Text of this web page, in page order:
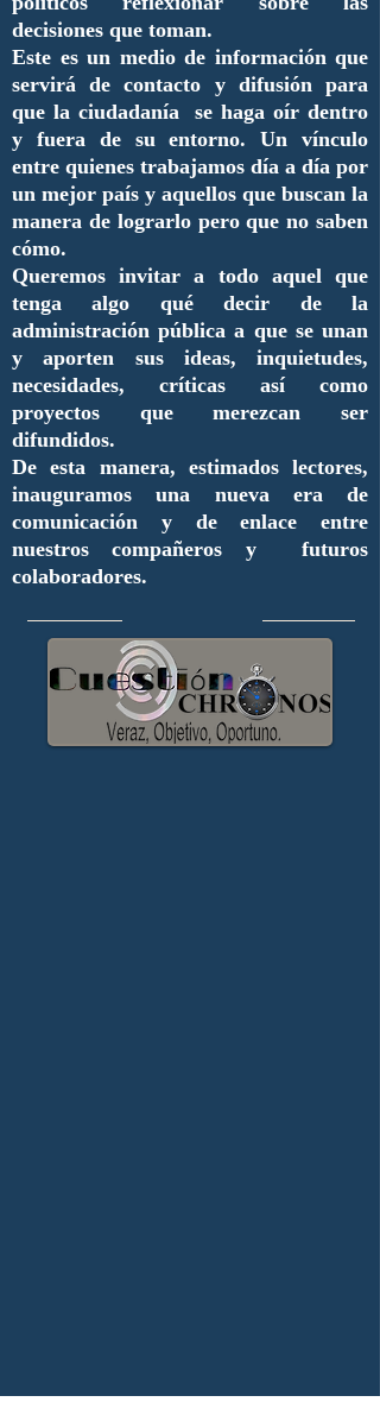
decisiones que toman.
Este es un medio de información que
servirá de contacto y difusión para
que la ciudadanía se haga oír dentro
y fuera de su entorno. Un vínculo
entre quienes trabajamos día a día por
un mejor país y aquellos que buscan la
manera de lograrlo pero que no saben
cómo.
Queremos invitar a todo aquel que
tenga algo qué decir de la
administración pública a que se unan
y aporten sus ideas, inquietudes,
necesidades, críticas así como
proyectos que merezcan ser
difundidos.
De esta manera, estimados lectores,
inauguramos una nueva era de
comunicación y de enlace entre
nuestros compañeros y futuros
colaboradores.